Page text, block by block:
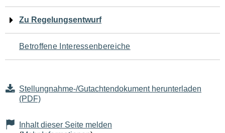
für
den
Seiteninhalt
Zu Regelungsentwurf
Betroffene Interessenbereiche
Stellungnahme-/Gutachtendokument herunterladen
(PDF)
Inhalt dieser Seite melden